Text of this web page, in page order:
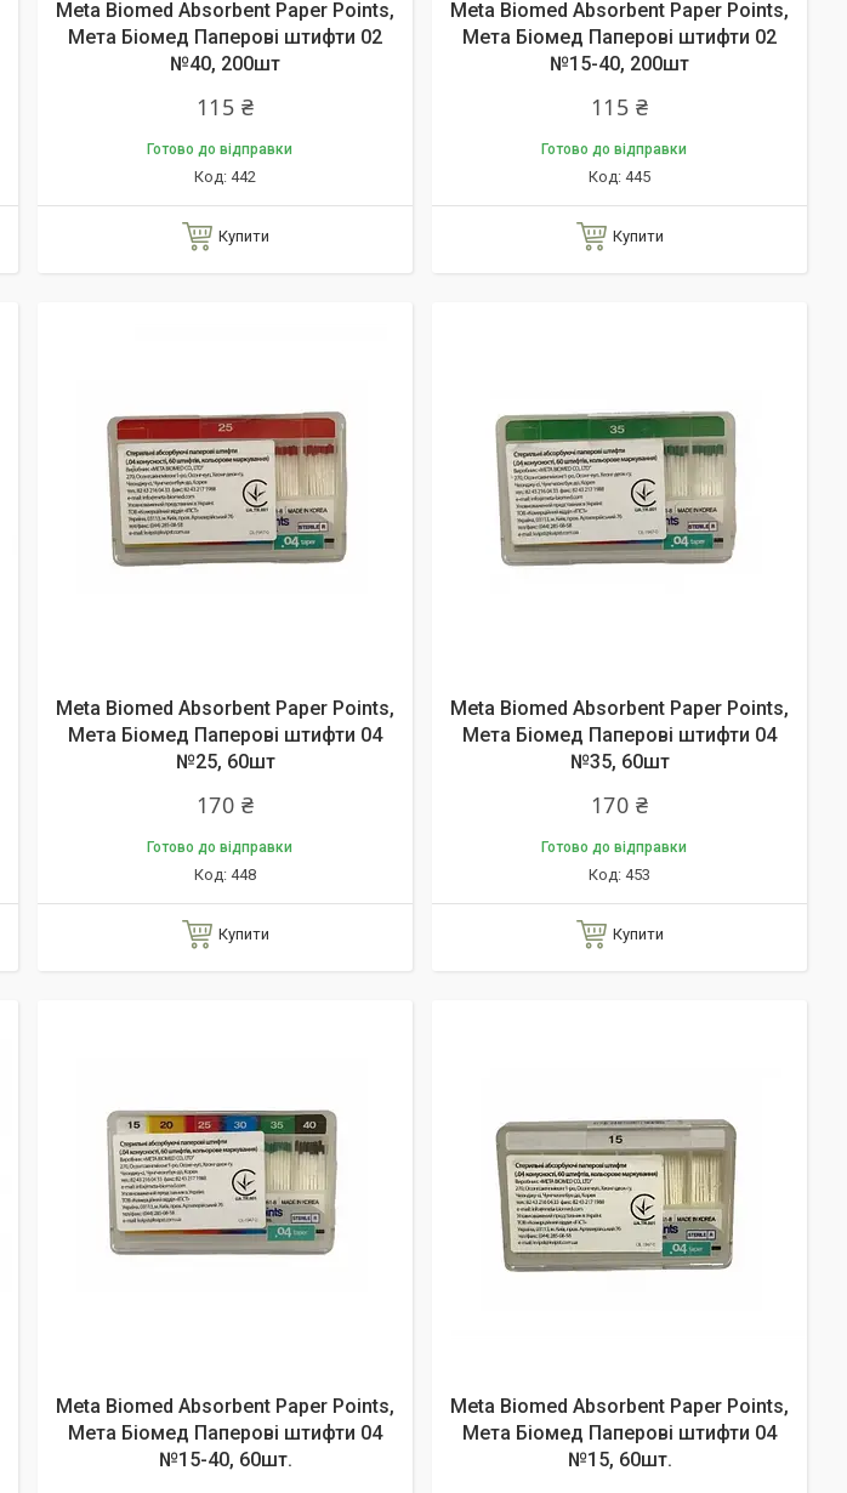
Meta Biomed Absorbent Paper Points,
Мета Біомед Паперові штифти 02
№40, 200шт
115 ₴
Готово до відправки
442
Купити
Meta Biomed Absorbent Paper Points,
Мета Біомед Паперові штифти 02
№15-40, 200шт
115 ₴
Готово до відправки
445
Купити
Meta Biomed Absorbent Paper Points,
Мета Біомед Паперові штифти 04
№25, 60шт
170 ₴
Готово до відправки
448
Купити
Meta Biomed Absorbent Paper Points,
Мета Біомед Паперові штифти 04
№35, 60шт
170 ₴
Готово до відправки
453
Купити
Meta Biomed Absorbent Paper Points,
Мета Біомед Паперові штифти 04
№15-40, 60шт.
Meta Biomed Absorbent Paper Points,
Мета Біомед Паперові штифти 04
№15, 60шт.